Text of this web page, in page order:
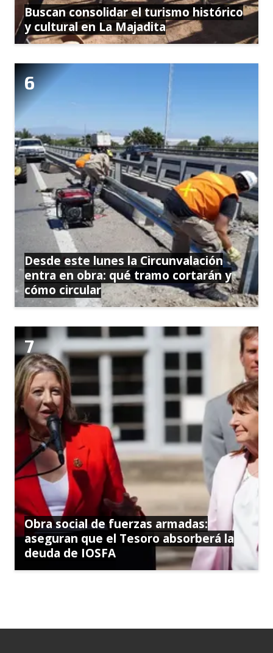
Buscan consolidar el turismo histórico
y cultural en La Majadita
Desde este lunes la Circunvalación
entra en obra: qué tramo cortarán y
cómo circular
Obra social de fuerzas armadas:
aseguran que el Tesoro absorberá la
deuda de IOSFA